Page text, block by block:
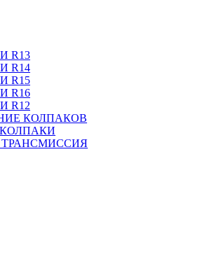
R13
R14
R15
R16
R12
КОЛПАКОВ